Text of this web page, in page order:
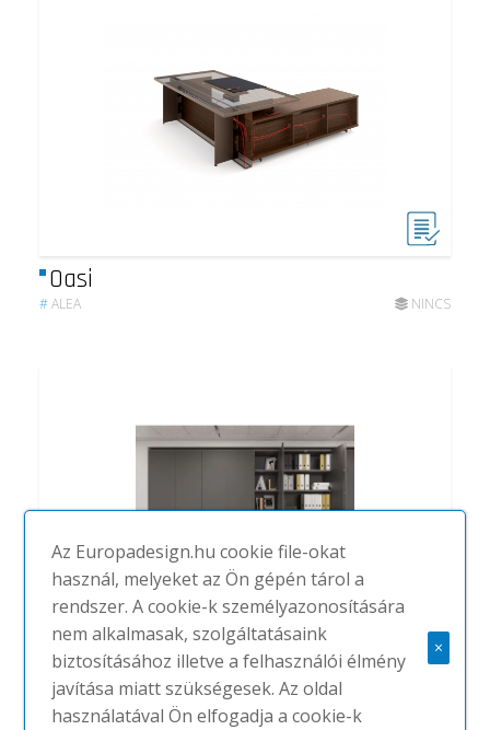
Oasi
#ALEA NINCS
Quattro
#ALEA
Az Europadesign.hu cookie file-okat
használ, melyeket az Ön gépén tárol a
rendszer. A cookie-k személyazonosítására
nem alkalmasak, szolgáltatásaink
biztosításához illetve a felhasználói élmény
javítása miatt szükségesek. Az oldal
használatával Ön elfogadja a cookie-k
×